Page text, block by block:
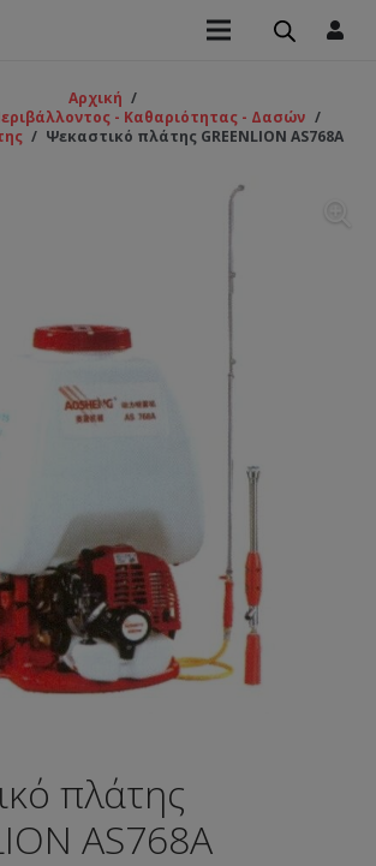
Αρχική /
- Καθαριότητας - Δασών /
/ Ψεκαστικό πλάτης GREENLION AS768A
πλάτης
AS768A